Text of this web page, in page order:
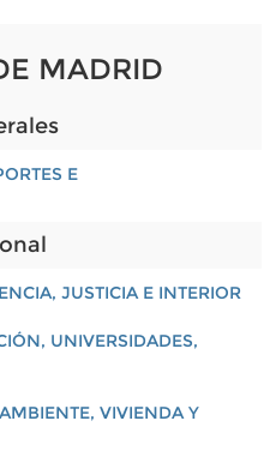
MADRID
E
JUSTICIA E INTERIOR
UNIVERSIDADES,
VIVIENDA Y